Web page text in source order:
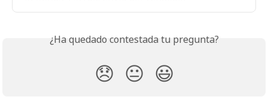
¿Ha quedado contestada tu pregunta?
😞 😐 😃